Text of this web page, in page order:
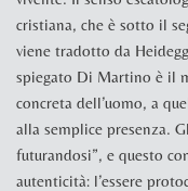
cristiana, che è sotto il
viene tradotto da
spiegato Di Martino è il
concreta dell’uomo, a
alla semplice presenza.
futurandosi”, e questo
autenticità: l’essere